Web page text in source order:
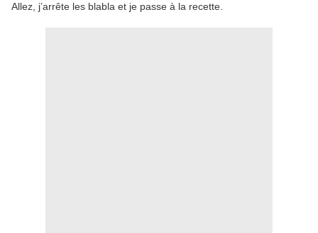
Allez, j’arrête les blabla et je passe à la recette.